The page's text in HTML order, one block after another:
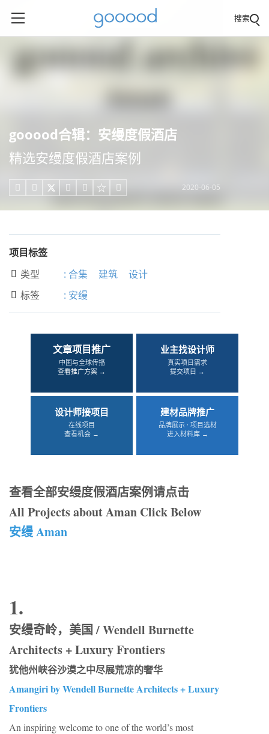
搜索
gooood合辑：安缦度假酒店
精选安缦度假酒店案例
     2020-06-05
项目标签
 类型 : 合集 建筑 设计
 标签 : 安缦
文章项目推广
中国与全球传播
查看推广方案 →
业主找设计师
真实项目需求
提交项目 →
设计师接项目
在线项目
查看机会 →
建材品牌推广
品牌展示 · 项目选材
进入材料库 →
查看全部安缦度假酒店案例请点击
All Projects about Aman Click Below
安缦 Aman
1.
安缦奇岭，美国 / Wendell Burnette
Architects + Luxury Frontiers
犹他州峡谷沙漠之中尽展荒凉的奢华
Amangiri by Wendell Burnette Architects + Luxury
Frontiers
An inspiring welcome to one of the world’s most